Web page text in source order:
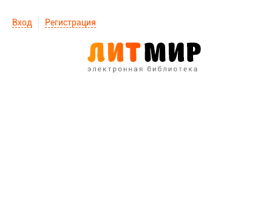
Вход Регистрация